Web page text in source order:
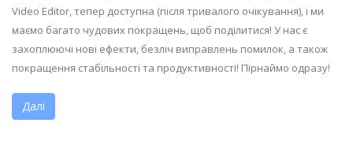
Video Editor, тепер доступна (після тривалого очікування), і ми
маємо багато чудових покращень, щоб поділитися! У нас є
захоплюючі нові ефекти, безліч виправлень помилок, а також
покращення стабільності та продуктивності! Пірнаймо одразу!
Далі